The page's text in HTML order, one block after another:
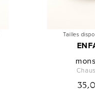
Tailles